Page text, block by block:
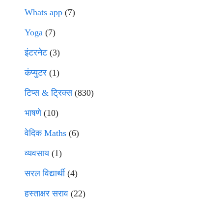
Whats app (7)
Yoga (7)
इंटरनेट(3)
कंप्युटर (1)
टिप्स & ट्रिक्स(830)
भाषणे(10)
वेदिक Maths (6)
व्यवसाय(1)
सरल विद्यार्थी(4)
हस्ताक्षर सराव (22)